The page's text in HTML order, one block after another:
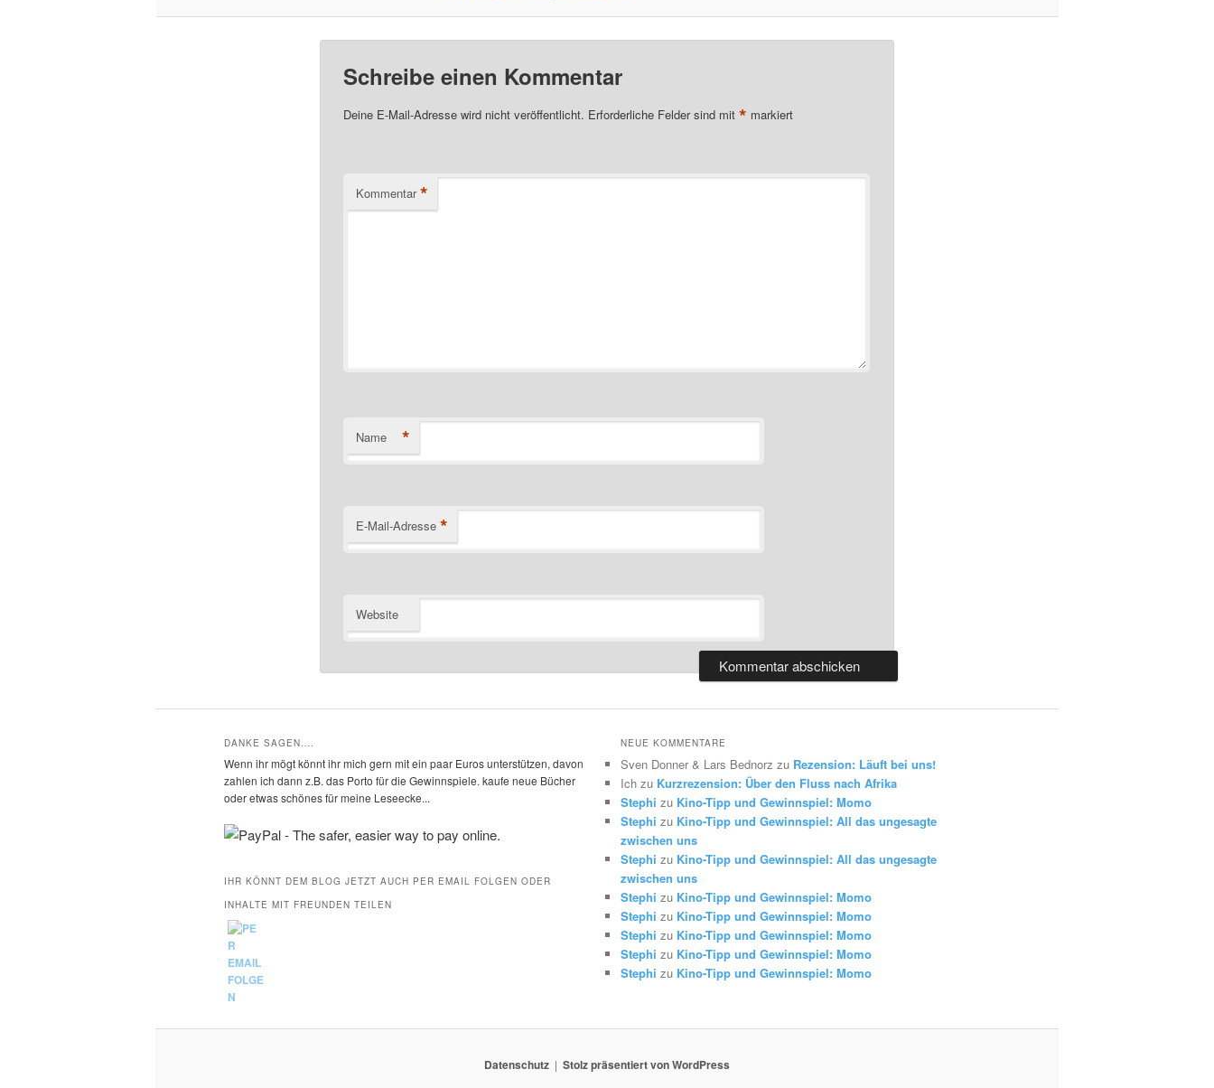
Schreibe einen Kommentar
Deine E-Mail-Adresse wird nicht veröffentlicht. Erforderliche Felder sind mit * markiert
Kommentar *
Name *
E-Mail-Adresse *
Website
DANKE SAGEN….
Wenn ihr mögt könnt ihr mich gern mit ein paar Euros unterstützen, davon
zahlen ich dann z.B. das Porto für die Gewinnspiele. kaufe neue Bücher
oder etwas schönes für meine Leseecke...
IHR KÖNNT DEM BLOG JETZT AUCH PER EMAIL FOLGEN ODER
INHALTE MIT FREUNDEN TEILEN
NEUE KOMMENTARE
Sven Donner & Lars Bednorz zu Rezension: Läuft bei uns!
Ich zu Kurzrezension: Über den Fluss nach Afrika
Stephi zu Kino-Tipp und Gewinnspiel: Momo
Stephi zu Kino-Tipp und Gewinnspiel: All das ungesagte
zwischen uns
Stephi zu Kino-Tipp und Gewinnspiel: All das ungesagte
zwischen uns
Stephi zu Kino-Tipp und Gewinnspiel: Momo
Stephi zu Kino-Tipp und Gewinnspiel: Momo
Stephi zu Kino-Tipp und Gewinnspiel: Momo
Stephi zu Kino-Tipp und Gewinnspiel: Momo
Stephi zu Kino-Tipp und Gewinnspiel: Momo
Datenschutz Stolz präsentiert von WordPress